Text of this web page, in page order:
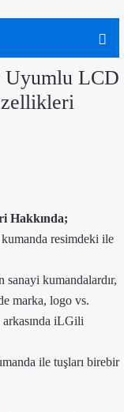
Uyumlu LCD
Hakkında;
resimdeki ile
sanayi kumandalardır,
marka, logo vs.
arkasında iLGili
ile tuşları birebir